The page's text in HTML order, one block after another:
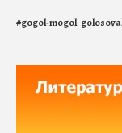
#gogol-